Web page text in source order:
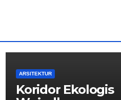
ARSITEKTUR
Koridor Ekologis